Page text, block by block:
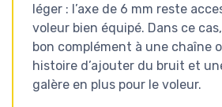
léger : l’axe de 6 mm reste
voleur bien équipé. Dans ce
bon complément à une chaîne
histoire d’ajouter du bruit et
galère en plus pour le voleur.